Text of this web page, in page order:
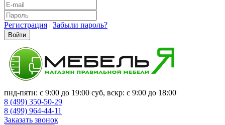
Регистрация | Забыли пароль?
Войти
пнд-пятн: с 9:00 до 19:00 суб, вскр: с 9:00 до 18:00
8 (499) 350-50-29
8 (499) 964-44-11
Заказать звонок